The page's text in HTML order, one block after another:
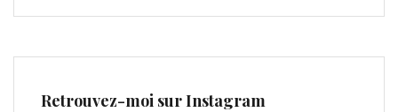
Retrouvez-moi sur Instagram